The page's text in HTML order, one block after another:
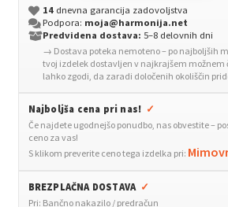
sivo
umetno
usnje
količina
14dnevna garancija zadovoljstva
Podpora: moja@harmonija.net
Predvidena dostava: 5–8 delovnih dni
→ Dostava poteka nemoteno – po najboljših
tvoj izdelek dostavljen v najkrajšem možnem
lahko zgodi, da zaradi določenih okoliščin
Najboljša cena pri nas! ✓
Če najdete ugodnejšo ponudbo, nas obvestite –
ceno za vas!
S klikom preverite ceno tega izdelka pri:
BREZPLAČNA DOSTAVA ✓
Pri: Bančno nakazilo / predračun